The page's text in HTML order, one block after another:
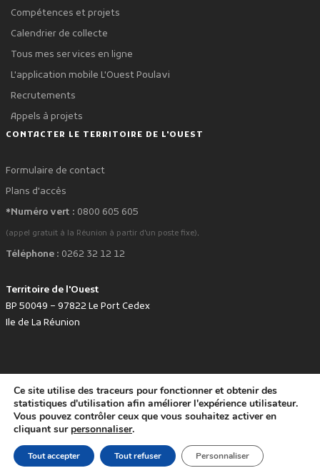
Compétences et projets
Calendrier de collecte
Tous mes services en ligne
L'application mobile L'Ouest Poulavi
Recrutements
Appels à projets
CONTACTER LE TERRITOIRE DE L'OUEST
Formulaire de contact
Plans d'accès
*Numéro vert : 0800 605 605
(appel gratuit à la Réunion à partir d'un poste fixe).
Téléphone : 0262 32 12 12
Territoire de l'Ouest
BP 50049 – 97822 Le Port Cedex
Ile de La Réunion
Développé avec favoritepar le Territoire de l'Ouest © www.tco.re -2026.
Politique de protection des données personnelles
Mentions légales
Accessibilité : non conforme
Ce site utilise des traceurs pour fonctionner et obtenir des
statistiques d'utilisation afin améliorer l'expérience utilisateur.
Vous pouvez contrôler ceux que vous souhaitez activer en
cliquant sur personnaliser.
Tout accepter Tout refuser Personnaliser